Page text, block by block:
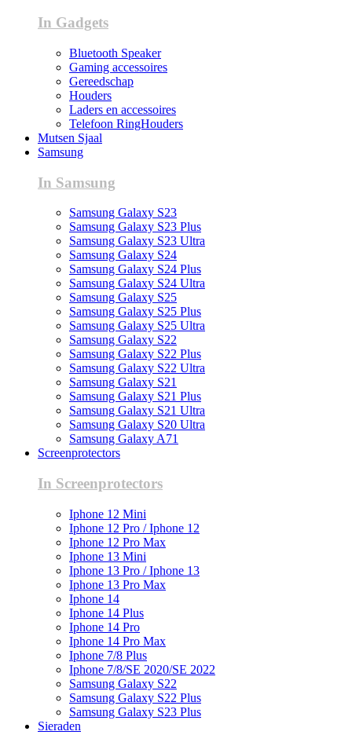
In Gadgets
Bluetooth Speaker
Gaming accessoires
Gereedschap
Houders
Laders en accessoires
Telefoon RingHouders
Mutsen Sjaal
Samsung
In Samsung
Samsung Galaxy S23
Samsung Galaxy S23 Plus
Samsung Galaxy S23 Ultra
Samsung Galaxy S24
Samsung Galaxy S24 Plus
Samsung Galaxy S24 Ultra
Samsung Galaxy S25
Samsung Galaxy S25 Plus
Samsung Galaxy S25 Ultra
Samsung Galaxy S22
Samsung Galaxy S22 Plus
Samsung Galaxy S22 Ultra
Samsung Galaxy S21
Samsung Galaxy S21 Plus
Samsung Galaxy S21 Ultra
Samsung Galaxy S20 Ultra
Samsung Galaxy A71
Screenprotectors
In Screenprotectors
Iphone 12 Mini
Iphone 12 Pro / Iphone 12
Iphone 12 Pro Max
Iphone 13 Mini
Iphone 13 Pro / Iphone 13
Iphone 13 Pro Max
Iphone 14
Iphone 14 Plus
Iphone 14 Pro
Iphone 14 Pro Max
Iphone 7/8 Plus
Iphone 7/8/SE 2020/SE 2022
Samsung Galaxy S22
Samsung Galaxy S22 Plus
Samsung Galaxy S23 Plus
Sieraden